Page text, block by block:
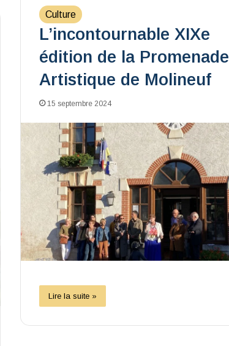
Culture
L’incontournable XIXe
édition de la Promenade
Artistique de Molineuf
15 septembre 2024
Lire la suite »